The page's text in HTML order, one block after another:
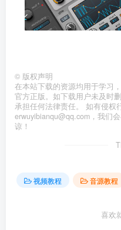
© 版权声明
在本站下载的资源均用于学习
官方正版。如下载用户未及时
承担任何法律责任。 如有侵权
erwuyibianqu@qq.com，我们
谅！
视频教程 音源教程
喜欢